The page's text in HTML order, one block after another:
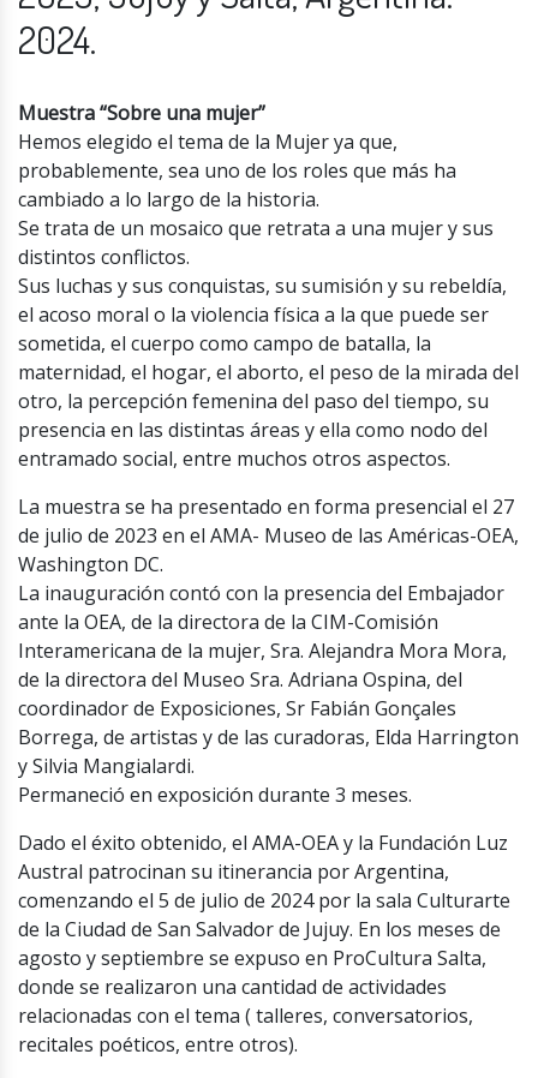
2024.
Muestra “Sobre una mujer”
Hemos elegido el tema de la Mujer ya que,
probablemente, sea uno de los roles que más ha
cambiado a lo largo de la historia.
Se trata de un mosaico que retrata a una mujer y sus
distintos conflictos.
Sus luchas y sus conquistas, su sumisión y su rebeldía,
el acoso moral o la violencia física a la que puede ser
sometida, el cuerpo como campo de batalla, la
maternidad, el hogar, el aborto, el peso de la mirada del
otro, la percepción femenina del paso del tiempo, su
presencia en las distintas áreas y ella como nodo del
entramado social, entre muchos otros aspectos.
La muestra se ha presentado en forma presencial el 27
de julio de 2023 en el AMA- Museo de las Américas-OEA,
Washington DC.
La inauguración contó con la presencia del Embajador
ante la OEA, de la directora de la CIM-Comisión
Interamericana de la mujer, Sra. Alejandra Mora Mora,
de la directora del Museo Sra. Adriana Ospina, del
coordinador de Exposiciones, Sr Fabián Gonçales
Borrega, de artistas y de las curadoras, Elda Harrington
y Silvia Mangialardi.
Permaneció en exposición durante 3 meses.
Dado el éxito obtenido, el AMA-OEA y la Fundación Luz
Austral patrocinan su itinerancia por Argentina,
comenzando el 5 de julio de 2024 por la sala Culturarte
de la Ciudad de San Salvador de Jujuy. En los meses de
agosto y septiembre se expuso en ProCultura Salta,
donde se realizaron una cantidad de actividades
relacionadas con el tema ( talleres, conversatorios,
recitales poéticos, entre otros).